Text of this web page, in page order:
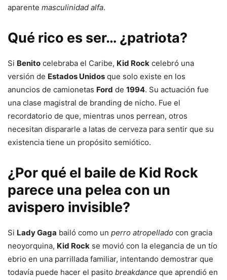
aparente masculinidad alfa.
Qué rico es ser… ¿patriota?
Si Benito celebraba el Caribe, Kid Rock celebró una
versión de Estados Unidos que solo existe en los
anuncios de camionetas Ford de 1994. Su actuación fue
una clase magistral de branding de nicho. Fue el
recordatorio de que, mientras unos perrean, otros
necesitan dispararle a latas de cerveza para sentir que su
existencia tiene un propósito semiótico.
¿Por qué el baile de Kid Rock
parece una pelea con un
avispero invisible?
Si Lady Gaga bailó como un perro atropellado con gracia
neoyorquina, Kid Rock se movió con la elegancia de un tío
ebrio en una parrillada familiar, intentando demostrar que
todavía puede hacer el pasito breakdance que aprendió en